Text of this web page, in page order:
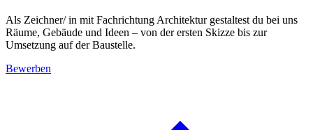
Als Zeichner/ in mit Fachrichtung Architektur gestaltest du bei uns
Räume, Gebäude und Ideen – von der ersten Skizze bis zur
Umsetzung auf der Baustelle.
Bewerben